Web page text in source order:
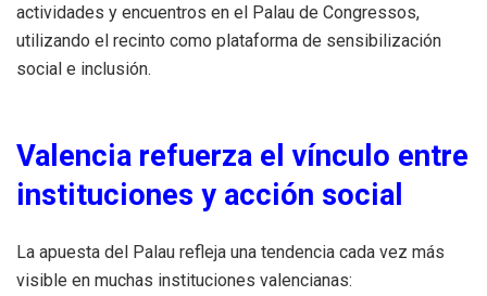
actividades y encuentros en el Palau de Congressos,
utilizando el recinto como plataforma de sensibilización
social e inclusión.
Valencia refuerza el vínculo entre
instituciones y acción social
La apuesta del Palau refleja una tendencia cada vez más
visible en muchas instituciones valencianas: